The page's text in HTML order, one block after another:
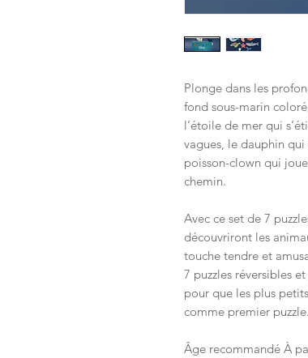
Plonge dans les
fond sous-marin
l’étoile de mer qui
vagues, le dauphin
poisson-clown qui
chemin.
Avec ce set de 7
découvriront les
touche tendre et
7 puzzles réversibles
pour que les plus
comme premier puzzle.
Âge recommandé À